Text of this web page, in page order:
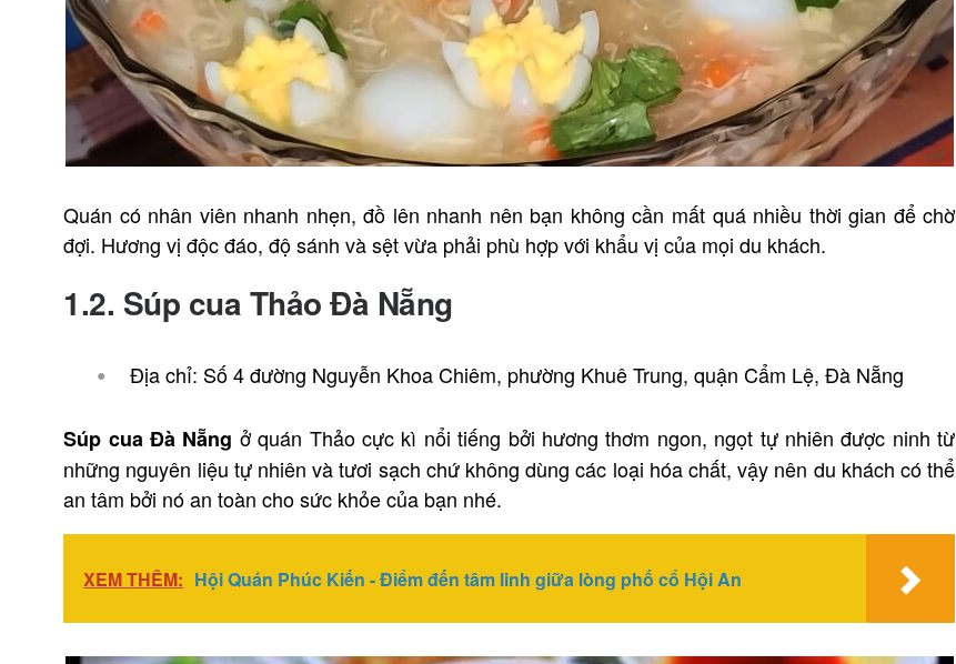
Quán có nhân viên nhanh nhẹn, đồ lên nhanh nên bạn không cần mất quá nhiều thời gian để chờ
đợi. Hương vị độc đáo, độ sánh và sệt vừa phải phù hợp với khẩu vị của mọi du khách.
1.2. Súp cua Thảo Đà Nẵng
Địa chỉ: Số 4 đường Nguyễn Khoa Chiêm, phường Khuê Trung, quận Cẩm Lệ, Đà Nẵng
Súp cua Đà Nẵng ở quán Thảo cực kì nổi tiếng bởi hương thơm ngon, ngọt tự nhiên được ninh từ
những nguyên liệu tự nhiên và tươi sạch chứ không dùng các loại hóa chất, vậy nên du khách có thể
an tâm bởi nó an toàn cho sức khỏe của bạn nhé.
XEM THÊM: Hội Quán Phúc Kiến - Điểm đến tâm linh giữa lòng phố cổ Hội An